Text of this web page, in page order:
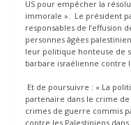
US pour empêcher la
immorale ». Le président
responsables de l’effusion
personnes âgées
leur politique honteuse de
barbare israélienne contre
Et de poursuivre : « La
partenaire dans le crime
crimes de guerre commis
contre les Palestiniens